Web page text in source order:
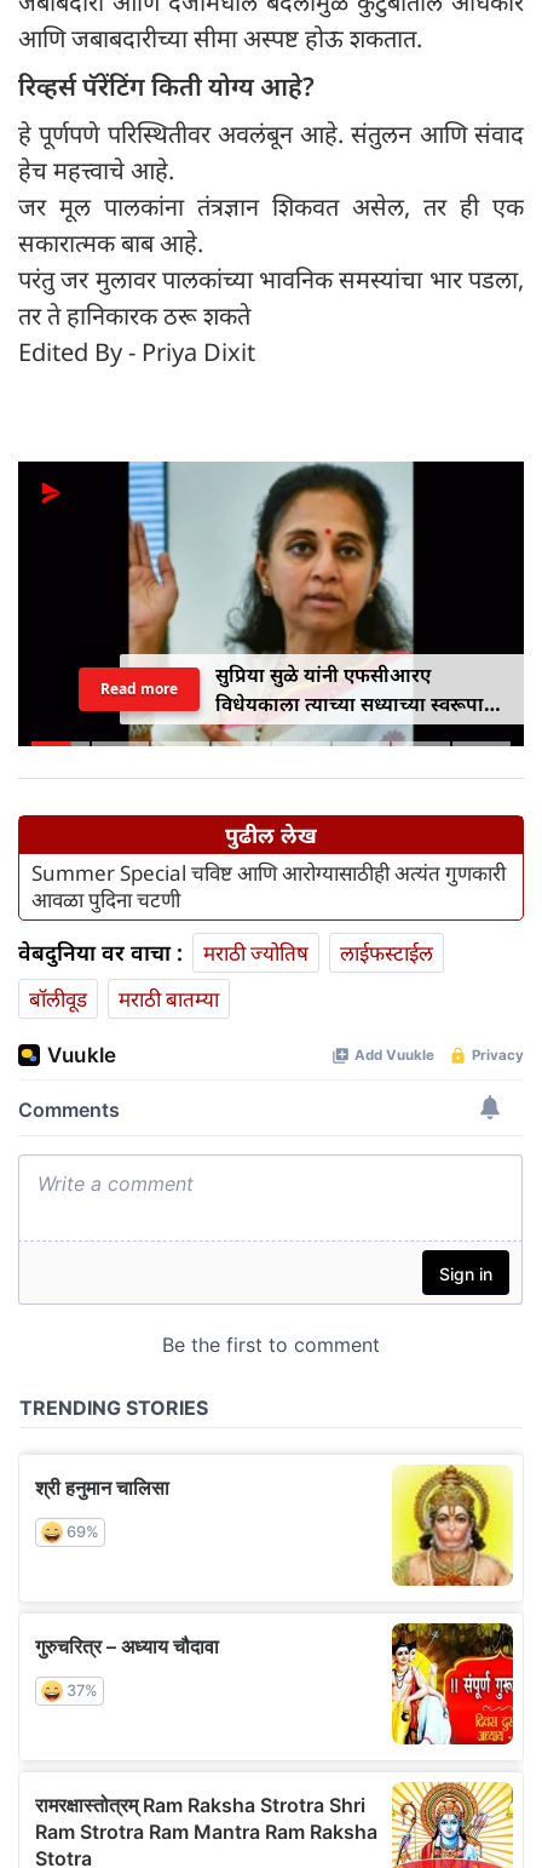
आणि जबाबदारीच्या सीमा अस्पष्ट होऊ शकतात.
रिव्हर्स पॅरेंटिंग किती योग्य आहे?
हे पूर्णपणे परिस्थितीवर अवलंबून आहे. संतुलन आणि संवाद
हेच महत्त्वाचे आहे.
जर मूल पालकांना तंत्रज्ञान शिकवत असेल, तर ही एक
सकारात्मक बाब आहे.
परंतु जर मुलावर पालकांच्या भावनिक समस्यांचा भार पडला,
तर ते हानिकारक ठरू शकते
Edited By - Priya Dixit
सुप्रिया सुळे यांनी एफसीआरए
विधेयकाला त्याच्या सध्याच्या स्वरूपात
विरोध केला
Read more
पुढील लेख
Summer Special चविष्ट आणि आरोग्यासाठीही अत्यंत गुणकारी
आवळा पुदिना चटणी
वेबदुनिया वर वाचा : मराठी ज्योतिष
लाईफस्टाईल
बॉलीवूड
मराठी बातम्या